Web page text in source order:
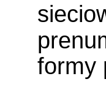
formy